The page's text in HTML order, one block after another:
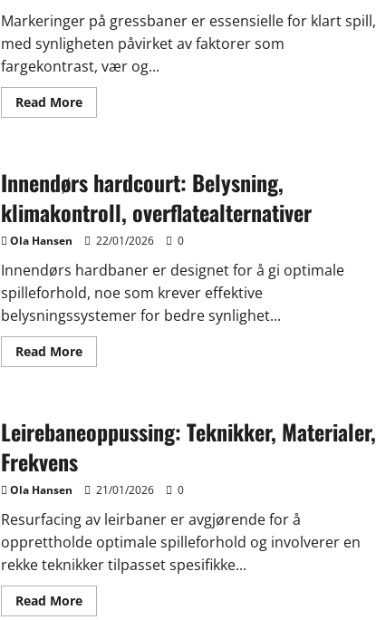
Markeringer på gressbaner er essensielle for klart spill,
med synligheten påvirket av faktorer som
fargekontrast, vær og...
Read MoreRead
more
Overflatetilpasning
Innendørs hardcourt: Belysning,
klimakontroll, overflatealternativer
Ola Hansen 22/01/2026 0
Innendørs hardbaner er designet for å gi optimale
spilleforhold, noe som krever effektive
belysningssystemer for bedre synlighet...
Read MoreRead
more
klimakontroll,
overflatealternativer
Leirebaneoppussing: Teknikker, Materialer,
Frekvens
Ola Hansen 21/01/2026 0
Resurfacing av leirbaner er avgjørende for å
opprettholde optimale spilleforhold og involverer en
rekke teknikker tilpasset spesifikke...
Read MoreRead
more